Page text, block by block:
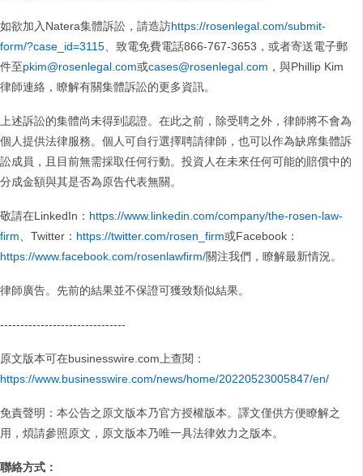
如欲加入Natera集體訴訟，請造訪https://rosenlegal.com/submit-
form/?case_id=3115、致電免費電話866-767-3653，或者寄送電子郵
件至pkim@rosenlegal.com或cases@rosenlegal.com ，與Phillip Kim
律師連絡，瞭解有關集體訴訟的更多資訊。
上述訴訟的集體尚未得到認證。在此之前，除受聘之外，律師將不會為
個人提供法律服務。個人可自行選擇聘請律師，也可以作為缺席集體訴
訟成員，且目前無需採取任何行動。投資人在未來任何可能的賠償中的
分成金額與其是否為原告代表無關。
敬請在LinkedIn： https://www.linkedin.com/company/the-rosen-law-
firm、Twitter： https://twitter.com/rosen_firm或Facebook：
https://www.facebook.com/rosenlawfirm/關注我們，瞭解最新情況。
律師廣告。先前的結果並不保證可獲致類似結果。
-------------------------------
原文版本可在businesswire.com上查閱：
https://www.businesswire.com/news/home/20220523005847/en/
免責聲明：本公告之原文版本乃官方授權版本。譯文僅供方便瞭解之
用，煩請參照原文，原文版本乃唯一具法律效力之版本。
聯絡方式：